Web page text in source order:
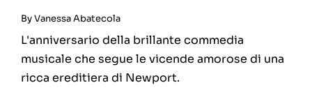
ByVanessa Abatecola
L'anniversario della brillante commedia
musicale che segue le vicende amorose di una
ricca ereditiera di Newport.